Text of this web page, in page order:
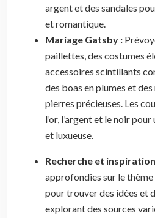
argent et des sandales
et romantique.
Mariage Gatsby :
paillettes, des costumes
accessoires scintillants
des boas en plumes et
pierres précieuses. Les
l’or, l’argent et le noir
et luxueuse.
Recherche et
approfondies sur le
pour trouver des idées et
explorant des sources